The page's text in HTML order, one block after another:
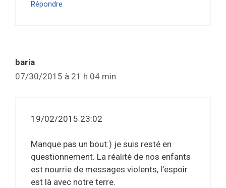
Répondre
baria
07/30/2015 à 21 h 04 min
19/02/2015 23:02
Manque pas un bout:) je suis resté en
questionnement. La réalité de nos enfants
est nourrie de messages violents, l’espoir
est là avec notre terre.